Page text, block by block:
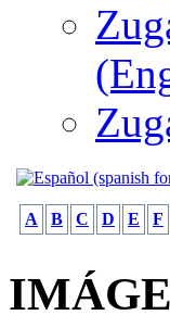
A B C D E F